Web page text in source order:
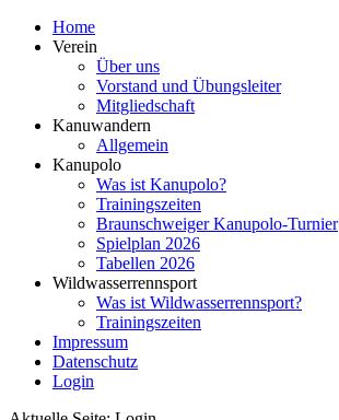
Home
Verein
Über uns
Vorstand und Übungsleiter
Mitgliedschaft
Kanuwandern
Allgemein
Kanupolo
Was ist Kanupolo?
Trainingszeiten
Braunschweiger Kanupolo-Turnier
Spielplan 2026
Tabellen 2026
Wildwasserrennsport
Was ist Wildwasserrennsport?
Trainingszeiten
Impressum
Datenschutz
Login